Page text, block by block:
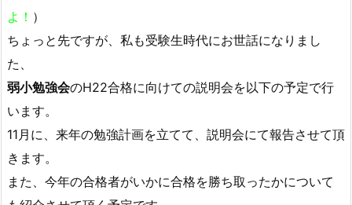
よ！ ）
ちょっと先ですが、私も受験生時代にお世話になりまし
た、
弱小勉強会のH22合格に向けての説明会を以下の予定で行
います。
11月に、来年の勉強計画を立てて、説明会にて報告させて頂
きます。
また、今年の合格者がいかに合格を勝ち取ったかについて